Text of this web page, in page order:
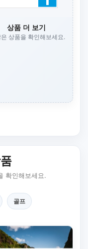
상품 더 보기
상품을 확인해보세요.
확인해보세요.
골프